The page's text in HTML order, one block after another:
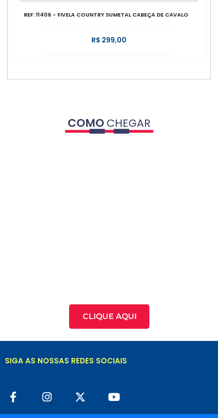
REF: 11406 - FIVELA COUNTRY SUMETAL CABEÇA DE CAVALO
R$ 299,00
COMOCHEGAR
CLIQUE AQUI
SIGA AS NOSSAS REDES SOCIAIS